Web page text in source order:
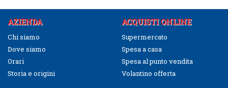
AZIENDA
Chi siamo
Dove siamo
Orari
Storia e origini
ACQUISTI ONLINE
Supermercato
Spesa a casa
Spesa al punto vendita
Volantino offerta